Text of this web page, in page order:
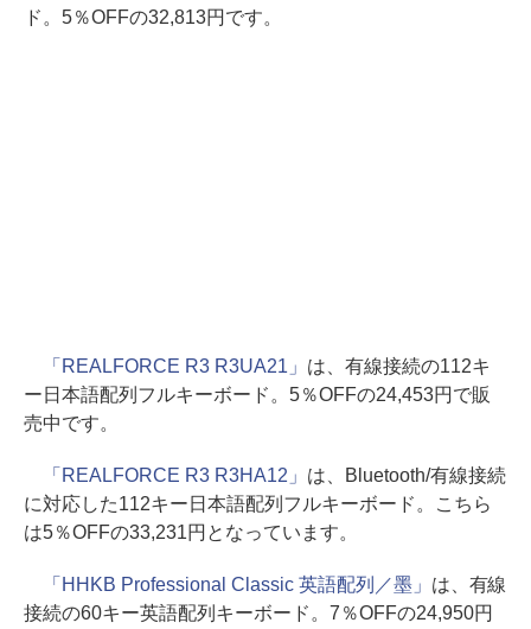
ド。5％OFFの32,813円です。
「REALFORCE R3 R3UA21」 は、有線接続の112キ
ー日本語配列フルキーボード。5％OFFの24,453円で販
売中です。
「REALFORCE R3 R3HA12」 は、Bluetooth/有線接続
に対応した112キー日本語配列フルキーボード。こちら
は5％OFFの33,231円となっています。
「HHKB Professional Classic 英語配列／墨」 は、有線
接続の60キー英語配列キーボード。7％OFFの24,950円